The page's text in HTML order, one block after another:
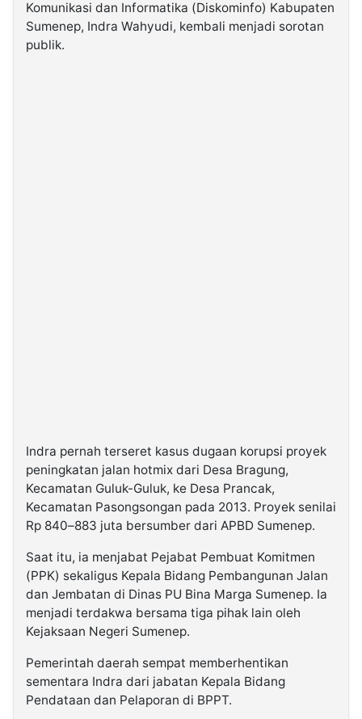
Kabarbaru.co
Komunikasi dan Informatika (Diskominfo) Kabupaten
Sumenep, Indra Wahyudi, kembali menjadi sorotan
publik.
Indra pernah terseret kasus dugaan korupsi proyek
peningkatan jalan hotmix dari Desa Bragung,
Kecamatan Guluk-Guluk, ke Desa Prancak,
Kecamatan Pasongsongan pada 2013. Proyek senilai
Rp 840–883 juta bersumber dari APBD Sumenep.
Saat itu, ia menjabat Pejabat Pembuat Komitmen
(PPK) sekaligus Kepala Bidang Pembangunan Jalan
dan Jembatan di Dinas PU Bina Marga Sumenep. Ia
menjadi terdakwa bersama tiga pihak lain oleh
Kejaksaan Negeri Sumenep.
Pemerintah daerah sempat memberhentikan
sementara Indra dari jabatan Kepala Bidang
Pendataan dan Pelaporan di BPPT.